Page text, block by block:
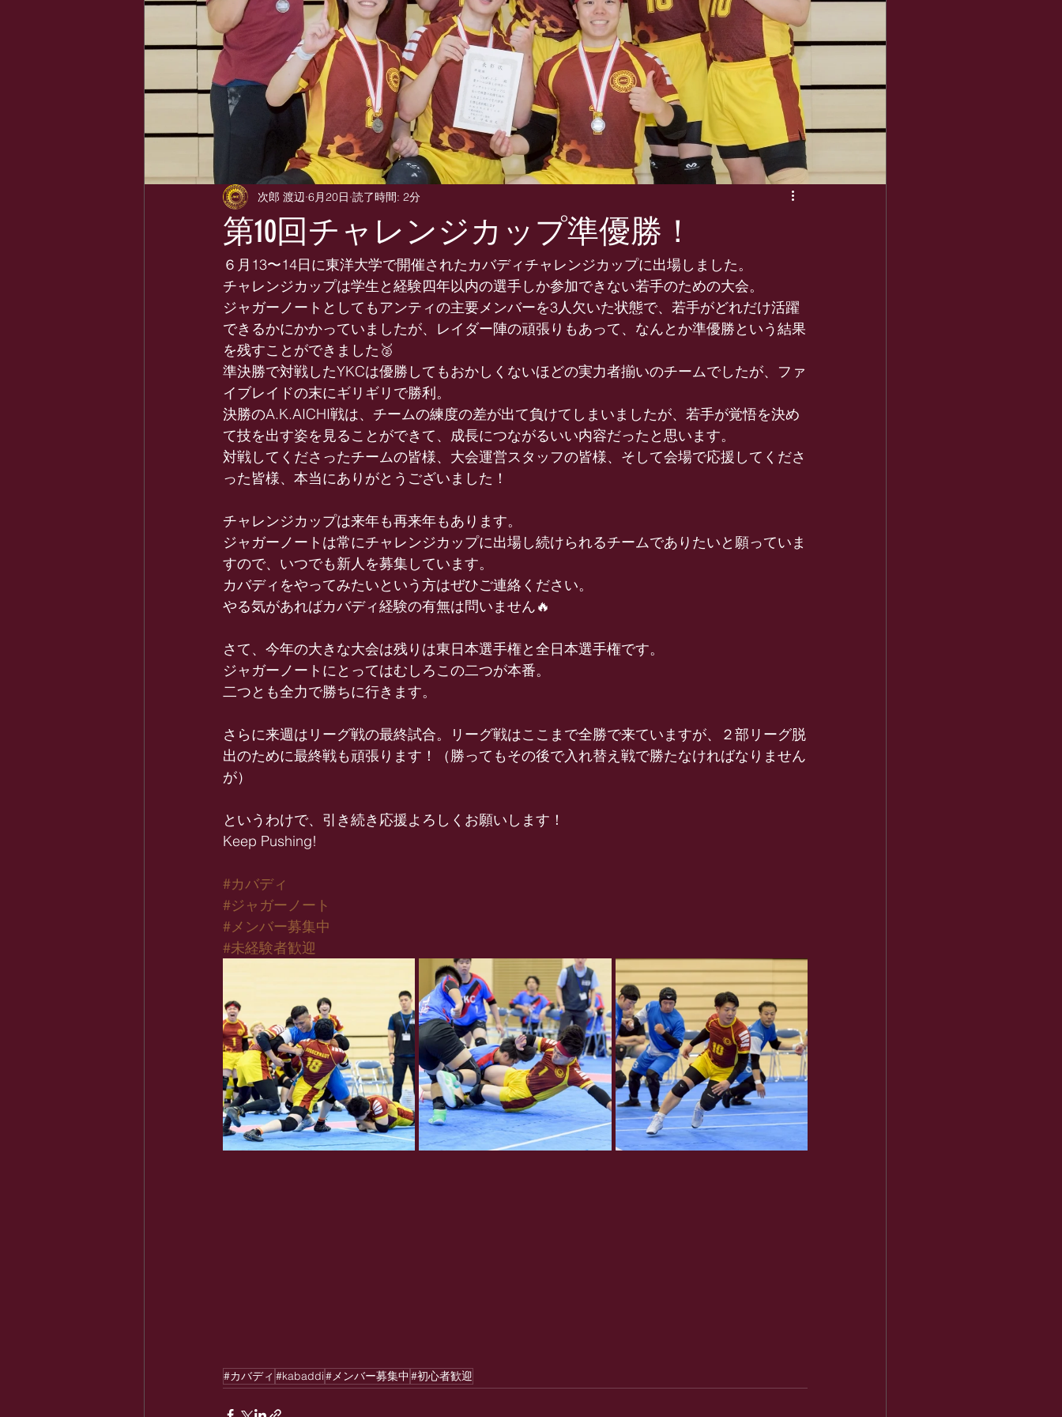
第10回チャレンジカップ準優勝！
次郎 渡辺 6月20日 読了時間: 2分
６月13〜14日に東洋大学で開催されたカバディチャレンジカップに出場しました。
チャレンジカップは学生と経験四年以内の選手しか参加できない若手のための大会。
ジャガーノートとしてもアンティの主要メンバーを3人欠いた状態で、若手がどれだけ活躍
できるかにかかっていましたが、レイダー陣の頑張りもあって、なんとか準優勝という結果
を残すことができました🥈
準決勝で対戦したYKCは優勝してもおかしくないほどの実力者揃いのチームでしたが、ファ
イブレイドの末にギリギリで勝利。
決勝のA.K.AICHI戦は、チームの練度の差が出て負けてしまいましたが、若手が覚悟を決め
て技を出す姿を見ることができて、成長につながるいい内容だったと思います。
対戦してくださったチームの皆様、大会運営スタッフの皆様、そして会場で応援してくださ
った皆様、本当にありがとうございました！
チャレンジカップは来年も再来年もあります。
ジャガーノートは常にチャレンジカップに出場し続けられるチームでありたいと願っていま
すので、いつでも新人を募集しています。
カバディをやってみたいという方はぜひご連絡ください。
やる気があればカバディ経験の有無は問いません🔥
さて、今年の大きな大会は残りは東日本選手権と全日本選手権です。
ジャガーノートにとってはむしろこの二つが本番。
二つとも全力で勝ちに行きます。
さらに来週はリーグ戦の最終試合。リーグ戦はここまで全勝で来ていますが、２部リーグ脱
出のために最終戦も頑張ります！（勝ってもその後で入れ替え戦で勝たなければなりません
が）
というわけで、引き続き応援よろしくお願いします！
Keep Pushing!
#カバディ
#ジャガーノート
#メンバー募集中
#未経験者歓迎
#カバディ #kabaddi#メンバー募集中#初心者歓迎